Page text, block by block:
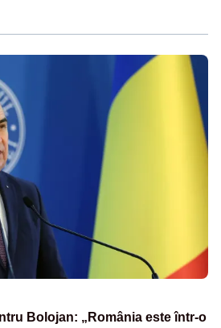
Bolojan: „România este într-o